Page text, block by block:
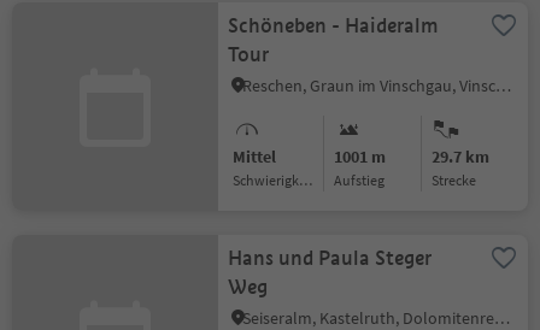
Schöneben - Haideralm
Tour
Reschen, Graun im Vinschgau, Vinschgau
Mittel
Schwierigkeitsgrad
1001 m
Aufstieg
29.7 km
Strecke
Hans und Paula Steger
Weg
Seiseralm, Kastelruth, Dolomitenregion Seiser Alm